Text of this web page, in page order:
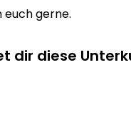
gerne.
dir diese